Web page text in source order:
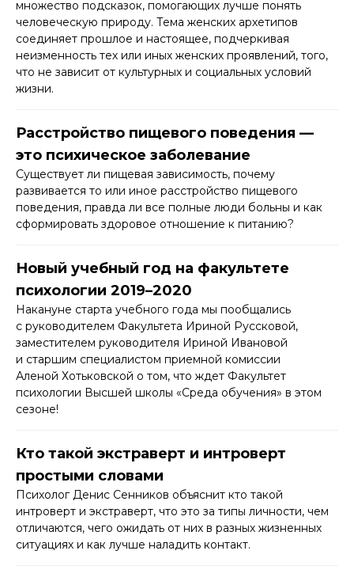
множество подсказок, помогающих лучше понять
человеческую природу. Тема женских архетипов
соединяет прошлое и настоящее, подчеркивая
неизменность тех или иных женских проявлений, того,
что не зависит от культурных и социальных условий
жизни.
Расстройство пищевого поведения —
это психическое заболевание
Существует ли пищевая зависимость, почему
развивается то или иное расстройство пищевого
поведения, правда ли все полные люди больны и как
сформировать здоровое отношение к питанию?
Новый учебный год на факультете
психологии 2019–2020
Накануне старта учебного года мы пообщались
с руководителем Факультета Ириной Руссковой,
заместителем руководителя Ириной Ивановой
и старшим специалистом приемной комиссии
Аленой Хотьковской о том, что ждет Факультет
психологии Высшей школы «Среда обучения» в этом
сезоне!
Кто такой экстраверт и интроверт
простыми словами
Психолог Денис Сенников объяснит кто такой
интроверт и экстраверт, что это за типы личности, чем
отличаются, чего ожидать от них в разных жизненных
ситуациях и как лучше наладить контакт.​